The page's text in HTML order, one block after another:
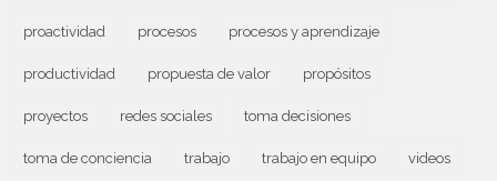
proactividad procesos procesos y aprendizaje
productividad propuesta de valor propósitos
proyectos redes sociales toma decisiones
toma de conciencia trabajo trabajo en equipo videos